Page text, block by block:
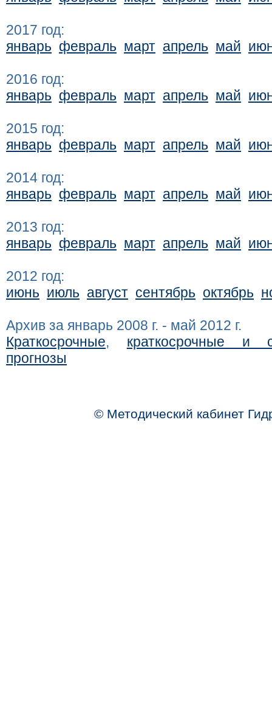
2017 год:
январь февраль март апрель май
2016 год:
январь февраль март апрель май
2015 год:
январь февраль март апрель май
2014 год:
январь февраль март апрель май
2013 год:
январь февраль март апрель май
2012 год:
июнь июль август сентябрь октябрь
Архив за январь 2008 г. - май 2012 г.
Краткосрочные, краткосрочные и
прогнозы
© Методический кабинет